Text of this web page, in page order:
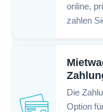
online,
zahlen
Die
Option